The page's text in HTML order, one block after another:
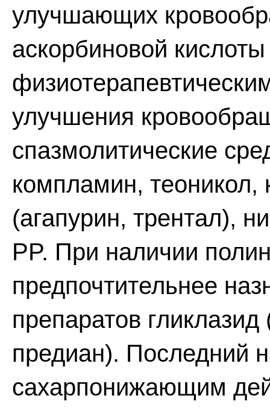
улучшающих
аскорбиновой
улучшения
спазмолитические
компламин, теоникол,
(агапурин, трентал),
PP. При наличии
предпочтительнее
препаратов
предиан). Последний
сахарпонижающим